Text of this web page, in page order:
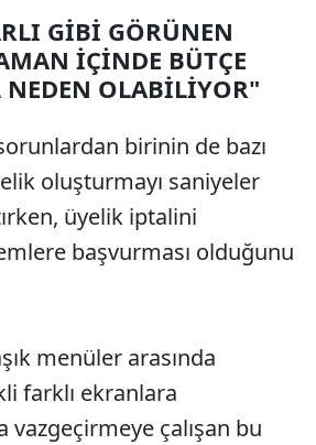
GİBİ GÖRÜNEN
İÇİNDE BÜTÇE
OLABİLİYOR"
birinin de bazı
oluşturmayı saniyeler
üyelik iptalini
başvurması olduğunu
menüler arasında
farklı ekranlara
vazgeçirmeye çalışan bu